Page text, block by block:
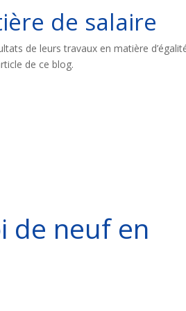
de salaire
de leurs travaux en matière
de ce blog.
de neuf en